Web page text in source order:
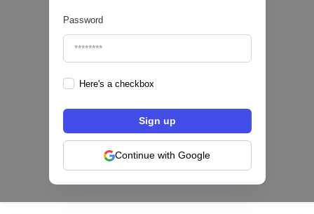
Password
Here's a checkbox
Continue with Google
Los bancos se están dividiendo en dos
categorías frente a la IA | Mambu